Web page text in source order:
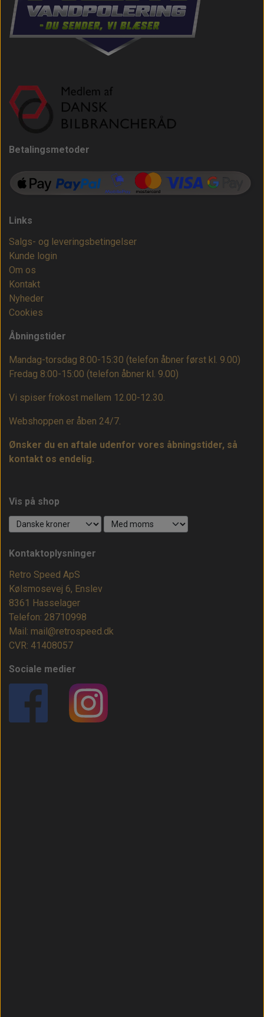
Betalingsmetoder
Links
Salgs- og leveringsbetingelser
Kunde login
Om os
Kontakt
Nyheder
Cookies
Åbningstider
Mandag-torsdag 8:00-15:30 (telefon åbner først kl. 9.00)
Fredag 8:00-15:00 (telefon åbner kl. 9.00)
Vi spiser frokost mellem 12.00-12.30.
Webshoppen er åben 24/7.
Ønsker du en aftale udenfor vores åbningstider, så
kontakt os endelig.
Vis på shop
Kontaktoplysninger
Retro Speed ApS
Kølsmosevej 6, Enslev
8361 Hasselager
Telefon: 28710998
Mail: mail@retrospeed.dk
CVR: 41408057
Sociale medier